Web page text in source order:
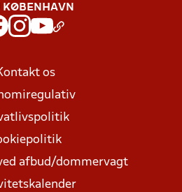
KØBENHAVN
os
afbud/dommervagt